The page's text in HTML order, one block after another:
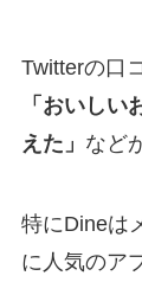
Twitterの口
「おいし
えた」 など
特にDineは
に人気のア